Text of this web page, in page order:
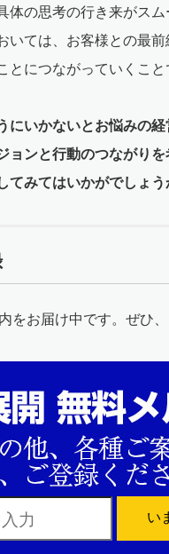
の思考の行き来がスム
いては、お客様との最
につながっていくこと
にいかないとお悩みの
ョンと行動のつながり
みてはいかがでしょう
をお届け中です。ぜひ、
い